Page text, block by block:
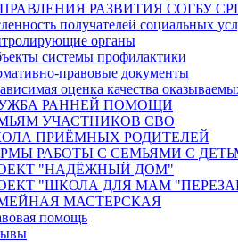
РАЗВИТИЯ СОГБУ
получателей социальных
органы
системы профилактики
правовые документы
оценка качества
РАННЕЙ ПОМОЩИ
УЧАСТНИКОВ СВО
ПРИЁМНЫХ РОДИТЕЛЕЙ
РАБОТЫ С СЕМЬЯМИ С
"НАДЁЖНЫЙ ДОМ"
"ШКОЛА ДЛЯ МАМ
МАСТЕРСКАЯ
помощь